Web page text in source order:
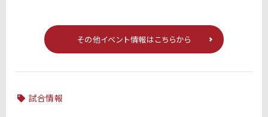
その他イベント情報はこちらから
試合情報